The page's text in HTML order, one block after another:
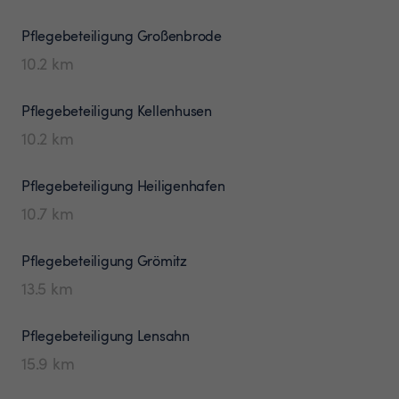
Pflegebeteiligung Großenbrode
10.2 km
Pflegebeteiligung Kellenhusen
10.2 km
Pflegebeteiligung Heiligenhafen
10.7 km
Pflegebeteiligung Grömitz
13.5 km
Pflegebeteiligung Lensahn
15.9 km